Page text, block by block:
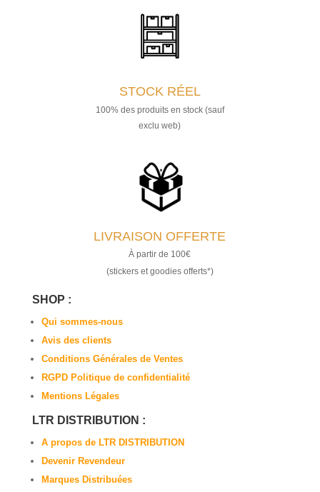
STOCK RÉEL
100% des produits en stock (sauf
exclu web)
LIVRAISON OFFERTE
À partir de 100€
(stickers et goodies offerts*)
SHOP :
Qui sommes-nous
Avis des clients
Conditions Générales de Ventes
RGPD Politique de confidentialité
Mentions Légales
LTR DISTRIBUTION :
A propos de LTR DISTRIBUTION
Devenir Revendeur
Marques Distribuées